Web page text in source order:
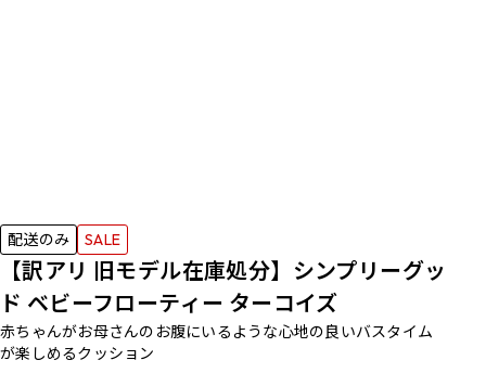
配送のみ SALE
【訳アリ 旧モデル在庫処分】シンプリーグッ
ド ベビーフローティー ターコイズ
赤ちゃんがお母さんのお腹にいるような心地の良いバスタイム
が楽しめるクッション